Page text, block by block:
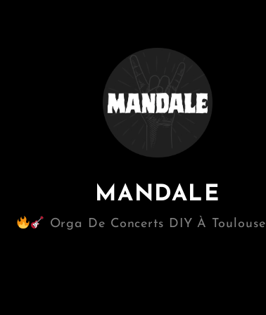
MANDALE
Orga De Concerts DIY À Toulouse